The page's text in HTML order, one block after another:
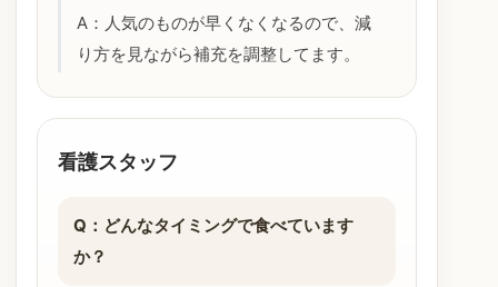
A：人気のものが早くなくなるので、減
り方を見ながら補充を調整してます。
看護スタッフ
Q：どんなタイミングで食べています
か？